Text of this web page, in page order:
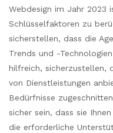
Webdesign im Jahr 2023
Schlüsselfaktoren zu
sicherstellen, dass die
Trends und -
hilfreich, sicherzustellen,
von Dienstleistungen
Bedürfnisse
sicher sein, dass sie
die erforderliche